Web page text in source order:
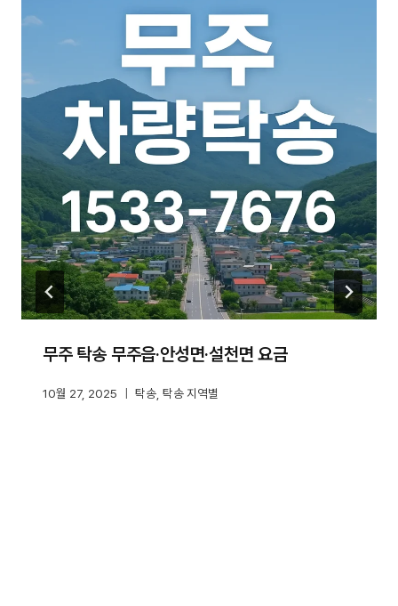
무주 탁송 무주읍·안성면·설천면 요금
10월 27, 2025 탁송 탁송 지역별